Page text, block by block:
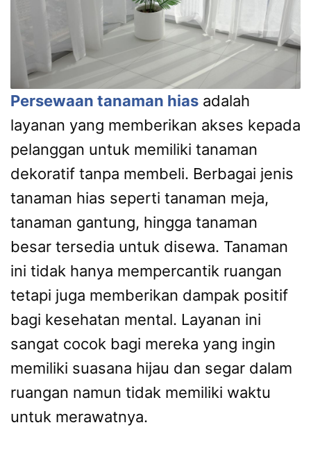
Persewaan tanaman hias adalah
layanan yang memberikan akses kepada
pelanggan untuk memiliki tanaman
dekoratif tanpa membeli. Berbagai jenis
tanaman hias seperti tanaman meja,
tanaman gantung, hingga tanaman
besar tersedia untuk disewa. Tanaman
ini tidak hanya mempercantik ruangan
tetapi juga memberikan dampak positif
bagi kesehatan mental. Layanan ini
sangat cocok bagi mereka yang ingin
memiliki suasana hijau dan segar dalam
ruangan namun tidak memiliki waktu
untuk merawatnya.